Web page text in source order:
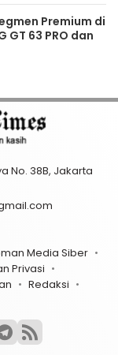
Premium di
GT 63 PRO dan
No. 38B, Jakarta
Media Siber
Privasi
Redaksi